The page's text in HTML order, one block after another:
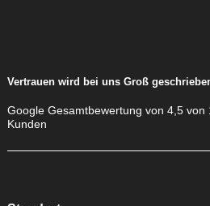
Vertrauen wird bei uns Groß
Google Gesamtbewertung von 4,5 von
Kunden